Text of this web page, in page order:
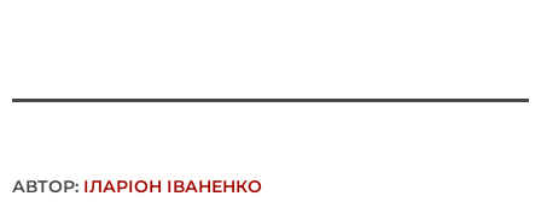
АВТОР: ІЛАРІОН ІВАНЕНКО